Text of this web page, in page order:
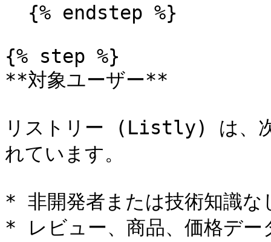
{% step %}
**対象ユーザー**
リストリー (Listly) は、次
れています。
* 非開発者または技術知識な
* レビュー、商品、価格デー